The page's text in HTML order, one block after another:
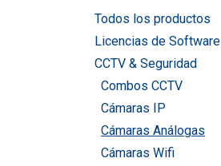
Todos los productos
Licencias de Software
CCTV & Seguridad
Combos CCTV
Cámaras IP
Cámaras Análogas
Cámaras Wifi